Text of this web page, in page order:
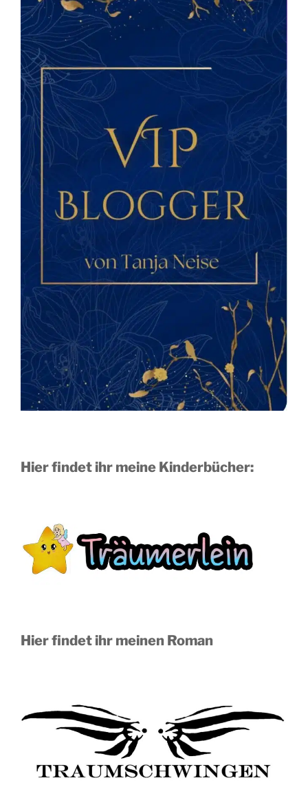
Hier findet ihr meine Kinderbücher:
Hier findet ihr meinen Roman